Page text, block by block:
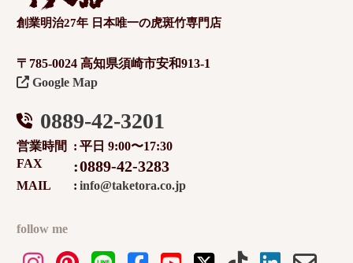
創業明治27年 日本唯一の虎斑竹専門店
〒785-0024 高知県須崎市安和913-1
Google Map
0889-42-3201
営業時間
平日 9:00〜17:30
FAX
0889-42-3283
MAIL info@taketora.co.jp
follow me